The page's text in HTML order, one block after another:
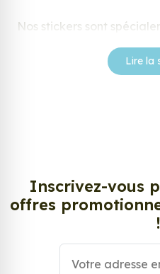
Nos stickers sont
notre large gamme de
décorer votre intérieur ou
Personnalisez la surface
stickers muraux et
simple et rapide qui
lisses, propres et non
Lire la
Inscrivez-vous
offres
!